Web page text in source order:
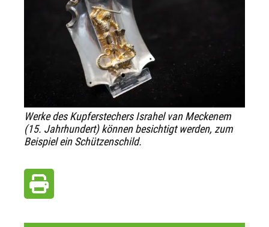
Werke des Kupferstechers Israhel van Meckenem
(15. Jahrhundert) können besichtigt werden, zum
Beispiel ein Schützenschild.